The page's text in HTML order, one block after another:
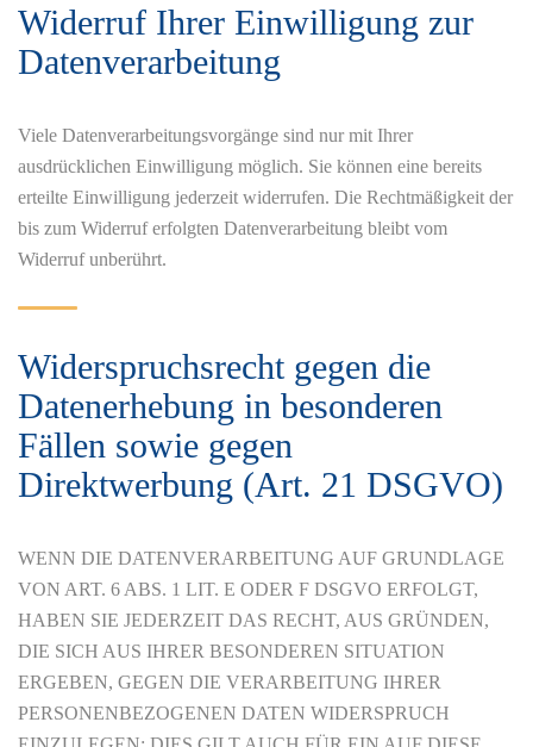
Widerruf Ihrer Einwilligung zur
Datenverarbeitung
Viele Datenverarbeitungsvorgänge sind nur mit Ihrer
ausdrücklichen Einwilligung möglich. Sie können eine bereits
erteilte Einwilligung jederzeit widerrufen. Die Rechtmäßigkeit der
bis zum Widerruf erfolgten Datenverarbeitung bleibt vom
Widerruf unberührt.
Widerspruchsrecht gegen die
Datenerhebung in besonderen
Fällen sowie gegen
Direktwerbung (Art. 21 DSGVO)
WENN DIE DATENVERARBEITUNG AUF GRUNDLAGE
VON ART. 6 ABS. 1 LIT. E ODER F DSGVO ERFOLGT,
HABEN SIE JEDERZEIT DAS RECHT, AUS GRÜNDEN,
DIE SICH AUS IHRER BESONDEREN SITUATION
ERGEBEN, GEGEN DIE VERARBEITUNG IHRER
PERSONENBEZOGENEN DATEN WIDERSPRUCH